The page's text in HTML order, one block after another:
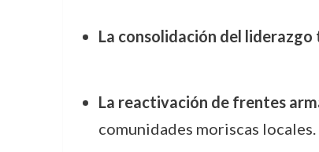
La consolidación del liderazgo
La reactivación de frentes
comunidades moriscas locales.